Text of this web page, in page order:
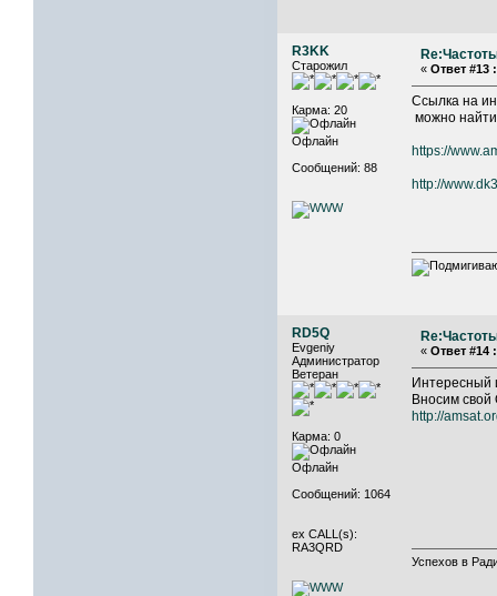
R3KK
Старожил
Карма: 20
Офлайн
Сообщений: 88
« Ответ #13 :
Ссылка на
можно
https://
http://
RD5Q
Evgeniy
Администратор
Ветеран
Карма: 0
Офлайн
Сообщений: 1064
ex CALL(s):
RA3QRD
« Ответ #14 :
Интересный
Вносим свой
http://
Успехов в